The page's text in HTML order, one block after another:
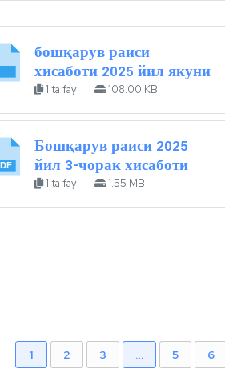
бошқарув раиси
хисаботи 2025 йил якуни
1 ta fayl 108.00 KB
Бошқарув раиси 2025
йил 3-чорак хисаботи
1 ta fayl 1.55 MB
1 2 3 … 5 6